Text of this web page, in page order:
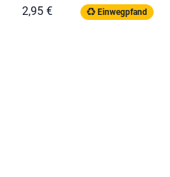
2,95€ Einwegpfand